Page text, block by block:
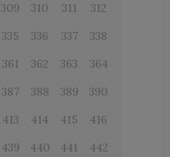
309 310 311
312
335 336 337
338
361 362 363
364
387 388 389
390
413 414 415
416
439 440 441
442